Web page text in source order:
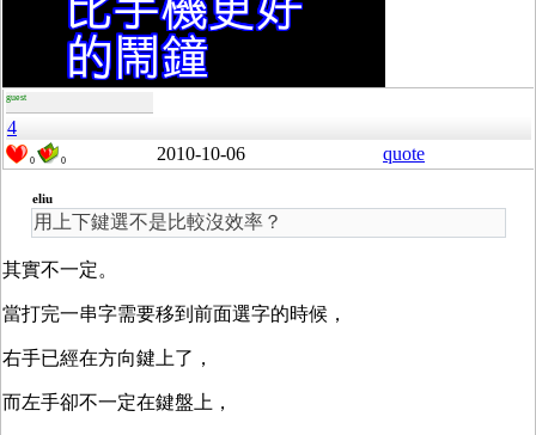
guest
4
0 0 2010-10-06 quote
eliu
用上下鍵選不是比較沒效率？
其實不一定。
當打完一串字需要移到前面選字的時候，
右手已經在方向鍵上了，
而左手卻不一定在鍵盤上，